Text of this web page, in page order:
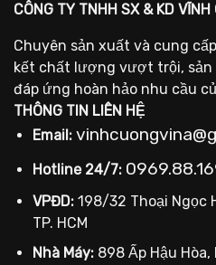
CÔNG TY TNHH SX & KD
Chuyên sản xuất và cung
kết chất lượng vượt trội, sản
đáp ứng hoàn hảo nhu cầu
THÔNG TIN LIÊN HỆ
Email:
Hotline 24/7:
VPĐD: 198/32 Thoại Ngọc
TP. HCM
Nhà Máy: 898 Ấp Hậu Hòa,